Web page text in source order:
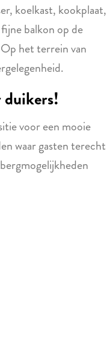
koelkast, kookplaat,
balkon op de
het terrein van
duikers!
voor een mooie
waar gasten terecht